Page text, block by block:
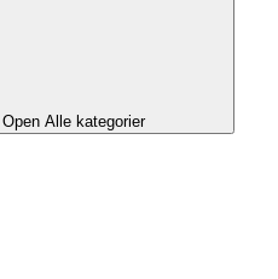
Open Alle kategorier